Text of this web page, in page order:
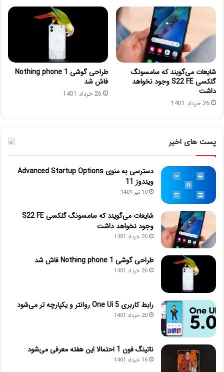
شایعات می‌گویند که سامسونگ
گلکسی S22 FE وجود نخواهد
داشت
26 خرداد 1401
طراحی گوشی Nothing phone 1
فاش شد
26 خرداد 1401
پست های اخیر
دسترسی به منوی Advanced Startup Options
ویندوز 11
10 تیر 1401
شایعات می‌گویند که سامسونگ گلکسی S22 FE
وجود نخواهد داشت
26 خرداد 1401
طراحی گوشی Nothing phone 1 فاش شد
26 خرداد 1401
رابط کاربری One Ui 5 روانتر و یکپارچه تر می‌شود
20 خرداد 1401
ناتینگ فون 1 احتمالا این هفته معرفی می‌شود
16 خرداد 1401